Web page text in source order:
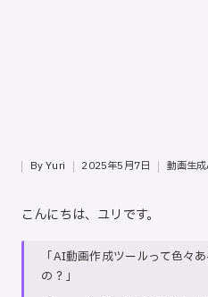
サ
ト
Posted
ByYuri 2025年5月7日
Posted
動画生
こんにちは、ユリです。
「AI動画作成ツールって色々
の？」